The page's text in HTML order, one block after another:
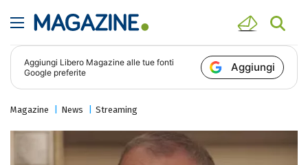
Aggiungi Libero Magazine alle tue fonti
Google preferite
Aggiungi
Magazine News Streaming